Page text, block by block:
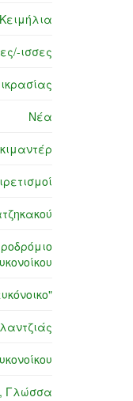
Κειμήλια
ισσες
Νέα
Γλώσσα